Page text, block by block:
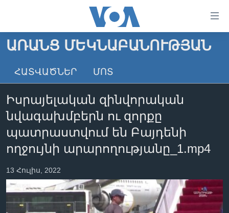
անցնել
հիմնական
անցնել
բովանդակությանը
հիմնական
բովանդակություն
ԳԼԽԱՎՈՐ ԷՋ
ԼՈՒՐԵՐ
ՏԵՍԱՆՅՈՒԹԵՐ
ՖԻԼՄԵՐ
ՄԵՐ ՄԱՍԻՆ
«ԱՄԵՐԻԿԱՅԻ ՁԱՅՆ»-Ի ԿԱՆՈՆԱԴՐՈՒԹՅՈՒՆ
ԿԱՊ ՄԵԶ ՀԵՏ
Learning English
ԱՌԱՆՑ ՄԵԿՆԱԲԱՆՈՒԹՅԱՆ
ՀԱՏՎԱԾՆԵՐ ՄՈՏ
Իսրայելական զինվորական
նվագախմբերն ու զորքը
պատրաստվում են Բայդենի
ողջույնի արարողությանը_1.mp4
13 Հուլիս, 2022